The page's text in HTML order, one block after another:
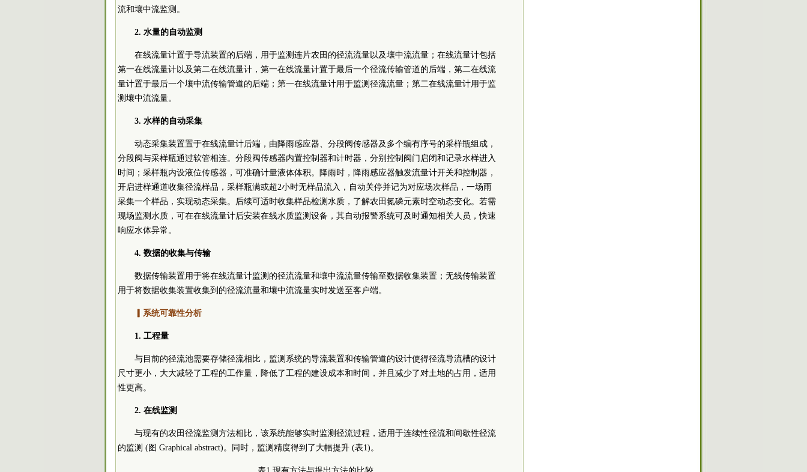
流和壤中流监测。
2. 水量的自动监测
在线流量计置于导流装置的后端，用于监测连片农田的径流流量以及壤中流流量；在线流量计包括
第一在线流量计以及第二在线流量计，第一在线流量计置于最后一个径流传输管道的后端，第二在线流
量计置于最后一个壤中流传输管道的后端；第一在线流量计用于监测径流流量；第二在线流量计用于监
测壤中流流量。
3. 水样的自动采集
动态采集装置置于在线流量计后端，由降雨感应器、分段阀传感器及多个编有序号的采样瓶组成，
分段阀与采样瓶通过软管相连。分段阀传感器内置控制器和计时器，分别控制阀门启闭和记录水样进入
时间；采样瓶内设液位传感器，可准确计量液体体积。降雨时，降雨感应器触发流量计开关和控制器，
开启进样通道收集径流样品，采样瓶满或超2小时无样品流入，自动关停并记为对应场次样品，一场雨
采集一个样品，实现动态采集。后续可适时收集样品检测水质，了解农田氮磷元素时空动态变化。若需
现场监测水质，可在在线流量计后安装在线水质监测设备，其自动报警系统可及时通知相关人员，快速
响应水体异常。
4. 数据的收集与传输
数据传输装置用于将在线流量计监测的径流流量和壤中流流量传输至数据收集装置；无线传输装置
用于将数据收集装置收集到的径流流量和壤中流流量实时发送至客户端。
▎系统可靠性分析
1. 工程量
与目前的径流池需要存储径流相比，监测系统的导流装置和传输管道的设计使得径流导流槽的设计
尺寸更小，大大减轻了工程的工作量，降低了工程的建设成本和时间，并且减少了对土地的占用，适用
性更高。
2. 在线监测
与现有的农田径流监测方法相比，该系统能够实时监测径流过程，适用于连续性径流和间歇性径流
的监测 (图 Graphical abstract)。同时，监测精度得到了大幅提升 (表1)。